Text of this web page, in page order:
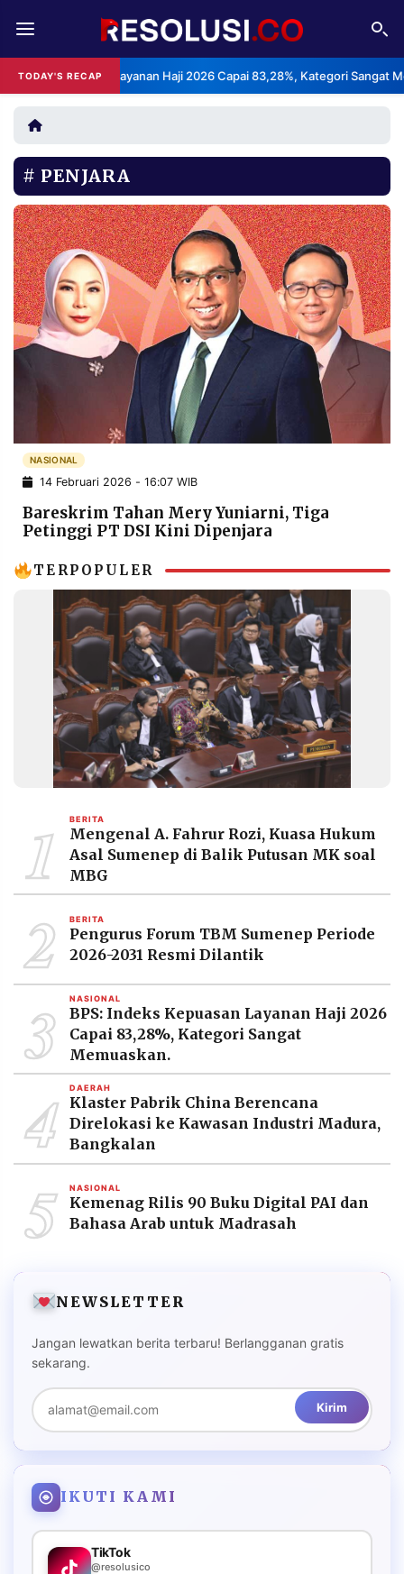
TODAY'S RECAP
Kepuasan Layanan Haji 2026 Capai 83,28%, Kategori Sangat
REDAKSI TENTANG
RESOLUSI IKLAN
RUBRIKASI
EDITORIAL AKSARA
FINANSIA PERSONA
DAERAH NASIONAL
MANCA SPORT
BERITA
WARGA
INFORMASI
IKLAN
PENGADUAN TERM
OF
SERVICE
IKUTI
KAMI
PRAMUDITA
Resolusi.co
2026
RESOLUSI
PRAMUDITA
PENJARA
NASIONAL
14 Februari 2026 - 16:07 WIB
Bareskrim Tahan Mery Yuniarni, Tiga
Petinggi PT DSI Kini Dipenjara
TERPOPULER
1 BERITA
Mengenal A. Fahrur Rozi, Kuasa Hukum
Asal Sumenep di Balik Putusan MK soal
MBG
2 BERITA
Pengurus Forum TBM Sumenep Periode
2026-2031 Resmi Dilantik
3 NASIONAL
BPS: Indeks Kepuasan Layanan Haji 2026
Capai 83,28%, Kategori Sangat
Memuaskan.
4 DAERAH
Klaster Pabrik China Berencana
Direlokasi ke Kawasan Industri Madura,
Bangkalan
5 NASIONAL
Kemenag Rilis 90 Buku Digital PAI dan
Bahasa Arab untuk Madrasah
NEWSLETTER
Jangan lewatkan berita terbaru! Berlangganan gratis
sekarang.
Kirim
IKUTI KAMI
TikTok
@resolusico